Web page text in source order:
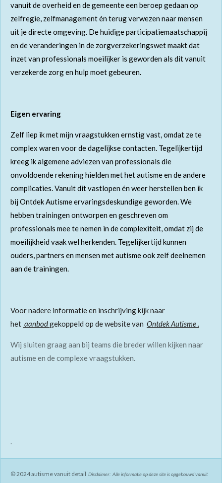
vanuit de overheid en de gemeente een beroep gedaan op
zelfregie, zelfmanagement én terug verwezen naar mensen
uit je directe omgeving. De huidige participatiemaatschappij
en de veranderingen in de zorgverzekeringswet maakt dat
inzet van professionals moeilijker is geworden als dit vanuit
verzekerde zorg en hulp moet gebeuren.
Eigen ervaring
Zelf liep ik met mijn vraagstukken ernstig vast, omdat ze te
complex waren voor de dagelijkse contacten. Tegelijkertijd
kreeg ik algemene adviezen van professionals die
onvoldoende rekening hielden met het autisme en de andere
complicaties. Vanuit dit vastlopen én weer herstellen ben ik
bij Ontdek Autisme ervaringsdeskundige geworden. We
hebben trainingen ontworpen en geschreven om
professionals mee te nemen in de complexiteit, omdat zij de
moeilijkheid vaak wel herkenden. Tegelijkertijd kunnen
ouders, partners en mensen met autisme ook zelf deelnemen
aan de trainingen.
Voor nadere informatie en inschrijving kijk naar
het aanbodgekoppeld op de website van Ontdek Autisme.
Wij sluiten graag aan bij teams die breder willen kijken naar
autisme en de complexe vraagstukken.
.
© 2024 autisme vanuit detail Disclaimer: Alle informatie op deze site is opgebouwd vanuit